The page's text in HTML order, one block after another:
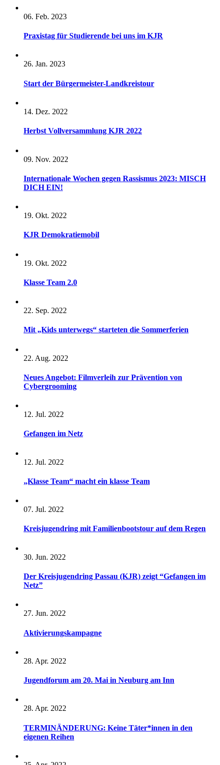
06. Feb. 2023
Praxistag für Studierende bei uns im KJR
26. Jan. 2023
Start der Bürgermeister-Landkreistour
14. Dez. 2022
Herbst Vollversammlung KJR 2022
09. Nov. 2022
Internationale Wochen gegen Rassismus 2023: MISCH
DICH EIN!
19. Okt. 2022
KJR Demokratiemobil
19. Okt. 2022
Klasse Team 2.0
22. Sep. 2022
Mit „Kids unterwegs“ starteten die Sommerferien
22. Aug. 2022
Neues Angebot: Filmverleih zur Prävention von
Cybergrooming
12. Jul. 2022
Gefangen im Netz
12. Jul. 2022
„Klasse Team“ macht ein klasse Team
07. Jul. 2022
Kreisjugendring mit Familienbootstour auf dem Regen
30. Jun. 2022
Der Kreisjugendring Passau (KJR) zeigt “Gefangen im
Netz”
27. Jun. 2022
Aktivierungskampagne
28. Apr. 2022
Jugendforum am 20. Mai in Neuburg am Inn
28. Apr. 2022
TERMINÄNDERUNG: Keine Täter*innen in den
eigenen Reihen